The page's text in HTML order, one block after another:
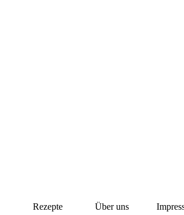
Rezepte Über uns